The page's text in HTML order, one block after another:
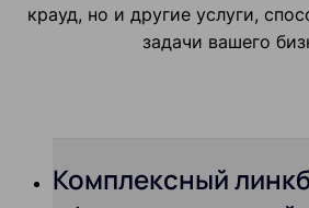
крауд, но и другие услуги,
задачи вашего
Комплексный